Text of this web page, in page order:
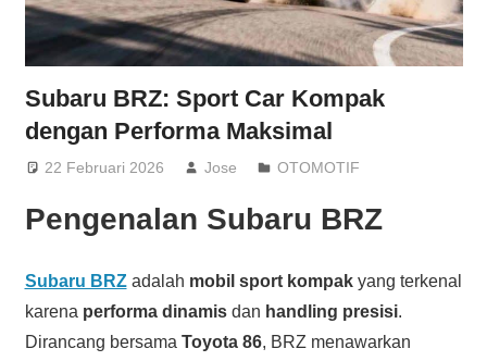
Subaru BRZ: Sport Car Kompak
dengan Performa Maksimal
22 Februari 2026 Jose OTOMOTIF
Pengenalan Subaru BRZ
Subaru BRZadalah mobil sport kompakyang terkenal
karena performa dinamisdan handling presisi.
Dirancang bersama Toyota 86, BRZ menawarkan